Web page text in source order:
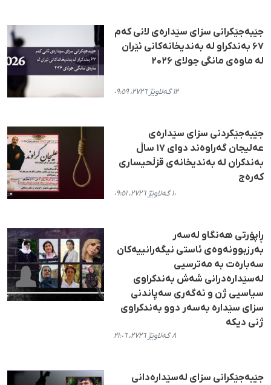
جێبەجێکرانی سزای سێدارەی لانی کەم
۶۷ بەندکراو لە بەندیخانەکانی ئێران
لە ماوەی مانگی جولای ۲۰۲۶
١٢ گەلاوێژ ٢٧٢٦، ٠٩:٥٩
جێبەجێکردنی سزای سێدارەی
عەلیجان گەراوەند دوای ۱۷ ساڵ
بەندکران لە بەندیخانەی قزڵحیساری
کەرەج
١٠ گەلاوێژ ٢٧٢٦، ٠٩:٥١
ڕاپۆرتی هەنگاو لەسەر
بەرزبوونەوەی ئاستی نیگەرانییەکان
سەبارەت بە مەترسیی
لەسێدارەدرانی شەش بەندکراوی
سیاسیی ژن و ئەگەری سەپاندنی
سزای سێدارە بەسەر دوو بەندکراوی
ژنی دیکە
٨ گەلاوێژ ٢٧٢٦، ٢١:٠٦
جێبەجێکرانی سزای لەسێدارەدانی